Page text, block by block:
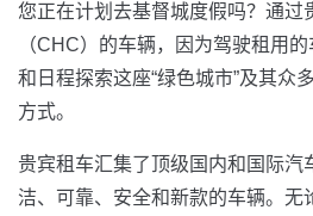
您正在计划去基督城度假吗？通过
（CHC）的车辆，因为驾驶租用
和日程探索这座“绿色城市”及其众
方式。
贵宾租车汇集了顶级国内和国际汽
洁、可靠、安全和新款的车辆。无